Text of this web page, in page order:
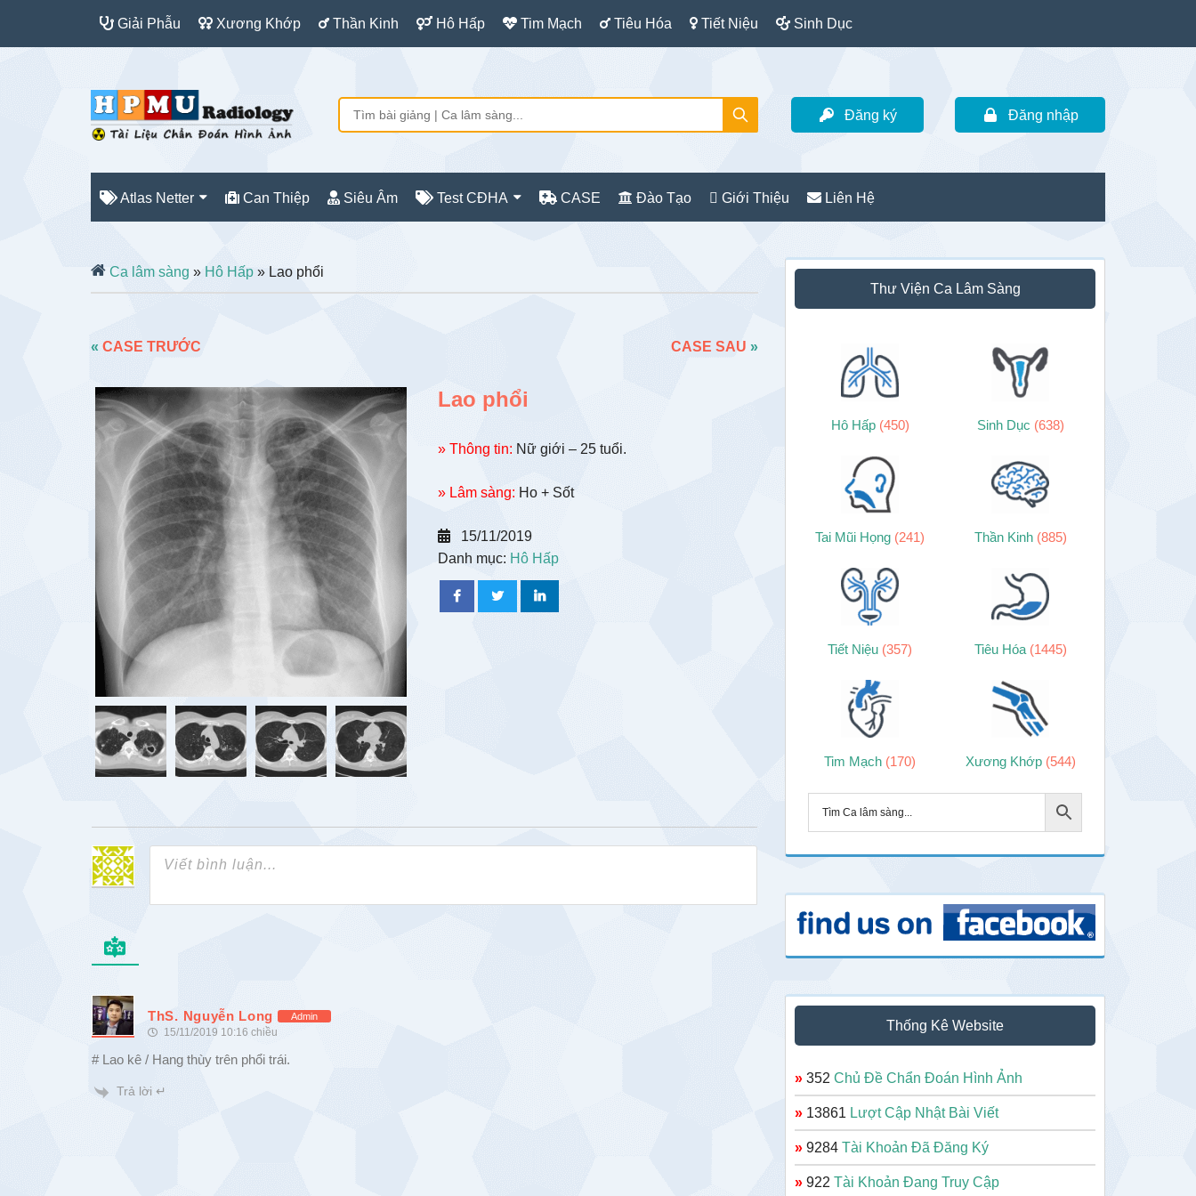
Giải Phẫu Xương Khớp Thần Kinh Hô Hấp Tim Mạch Tiêu Hóa Tiết Niệu Sinh Dục
Đăng ký Đăng nhập
Atlas Netter Can Thiệp Siêu Âm Test CĐHA CASE Đào Tạo Giới Thiệu Liên Hệ
Ca lâm sàng » Hô Hấp » Lao phổi
« CASE TRƯỚC CASE SAU »
Lao phổi
» Thông tin: Nữ giới – 25 tuổi.
» Lâm sàng: Ho + Sốt
15/11/2019
Danh mục: Hô Hấp
ThS. Nguyễn Long Admin
15/11/2019 10:16 chiều
# Lao kê / Hang thùy trên phổi trái.
Trả lời ↵
Sidebar
chính
Thư Viện Ca Lâm Sàng
Hô Hấp (450) Sinh Dục (638)
Tai Mũi Họng (241) Thần Kinh (885)
Tiết Niệu (357) Tiêu Hóa (1445)
Tim Mạch (170) Xương Khớp (544)
Thống Kê Website
» 352 Chủ Đề Chẩn Đoán Hình Ảnh
» 13861 Lượt Cập Nhật Bài Viết
» 9284 Tài Khoản Đã Đăng Ký
» 922 Tài Khoản Đang Truy Cập